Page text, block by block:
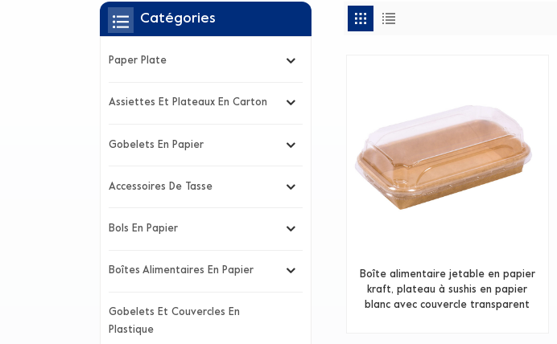
Boîte alimentaire jetable en papier
kraft, plateau à sushis en papier
blanc avec couvercle transparent
Catégories
Paper Plate
Assiettes Et Plateaux En Carton
Gobelets En Papier
Accessoires De Tasse
Bols En Papier
Boîtes Alimentaires En Papier
Gobelets Et Couvercles En
Plastique